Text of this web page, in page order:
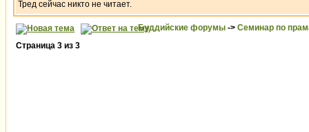
Тред сейчас никто не читает.
Буддийские форумы -> Семинар по
Страница 3 из 3